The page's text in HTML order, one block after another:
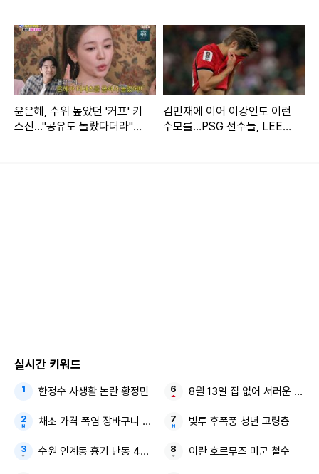
윤은혜, 수위 높았던 '커프' 키
스신..."공유도 놀랐다더라"
김민재에 이어 이강인도 이런
수모를…PSG 선수들, LEE
실시간 키워드
한정수 사생활 논란 황정민
채소 가격 폭염 장바구니 물가
수원 인계동 흉기 난동 40대 남성
8월 13일 집 없어 서러운 사람
빚투 후폭풍 청년 고령층
이란 호르무즈 미군 철수